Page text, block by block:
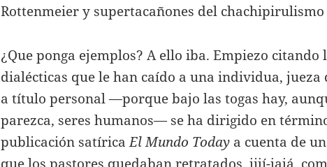
Rottenmeier y supertacañones del chachipirulismo
¿Que ponga ejemplos? A ello iba. Empiezo citando
dialécticas que le han caído a una individua, jueza
a título personal —porque bajo las togas hay,
parezca, seres humanos— se ha dirigido en
publicación satíricaEl Mundo Today a cuenta de